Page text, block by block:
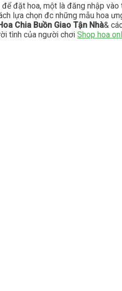
để đặt hoa, một là đăng nhập
lựa chọn đc những mẫu hoa
Chia Buồn Giao Tận Nhà&
tình của người chơi Shop hoa